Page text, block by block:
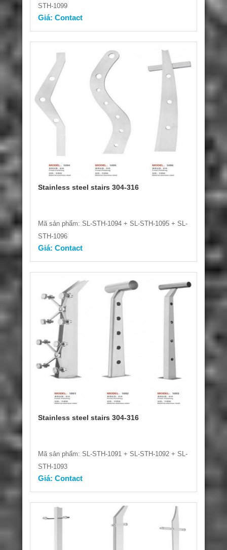
STH-1099
Giá: Contact
Stainless steel stairs 304-316
Mã sản phẩm: SL-STH-1094 + SL-STH-1095 + SL-
STH-1096
Giá: Contact
Stainless steel stairs 304-316
Mã sản phẩm: SL-STH-1091 + SL-STH-1092 + SL-
STH-1093
Giá: Contact